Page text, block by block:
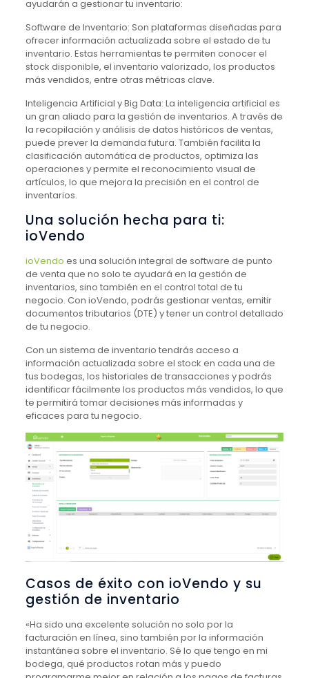
ayudarán a gestionar tu inventario:
Software de Inventario: Son plataformas diseñadas para
ofrecer información actualizada sobre el estado de tu
inventario. Estas herramientas te permiten conocer el
stock disponible, el inventario valorizado, los productos
más vendidos, entre otras métricas clave.
Inteligencia Artificial y Big Data: La inteligencia artificial es
un gran aliado para la gestión de inventarios. A través de
la recopilación y análisis de datos históricos de ventas,
puede prever la demanda futura. También facilita la
clasificación automática de productos, optimiza las
operaciones y permite el reconocimiento visual de
artículos, lo que mejora la precisión en el control de
inventarios.
Una solución hecha para ti:
ioVendo
ioVendo es una solución integral de software de punto
de venta que no solo te ayudará en la gestión de
inventarios, sino también en el control total de tu
negocio. Con ioVendo, podrás gestionar ventas, emitir
documentos tributarios (DTE) y tener un control detallado
de tu negocio.
Con un sistema de inventario tendrás acceso a
información actualizada sobre el stock en cada una de
tus bodegas, los historiales de transacciones y podrás
identificar fácilmente los productos más vendidos, lo que
te permitirá tomar decisiones más informadas y
eficaces para tu negocio.
Casos de éxito con ioVendo y su
gestión de inventario
«Ha sido una excelente solución no solo por la
facturación en línea, sino también por la información
instantánea sobre el inventario. Sé lo que tengo en mi
bodega, qué productos rotan más y puedo